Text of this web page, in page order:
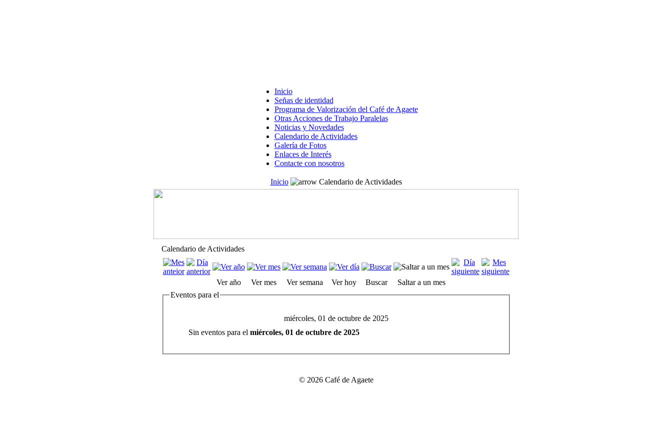
Inicio
Señas de identidad
Programa de Valorización del Café de Agaete
Otras Acciones de Trabajo Paralelas
Noticias y Novedades
Calendario de Actividades
Galería de Fotos
Enlaces de Interés
Contacte con nosotros
Inicio Calendario de Actividades
Calendario de Actividades
Ver año Ver mes Ver semana Ver hoy Buscar
Saltar a un mes
Eventos para el
miércoles, 01 de octubre de 2025
Sin eventos para el miércoles, 01 de octubre de 2025
© 2026 Café de Agaete